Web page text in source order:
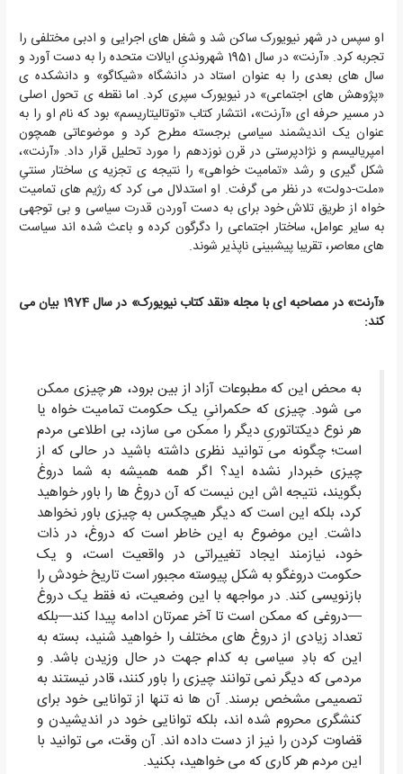
او سپس در شهر نیویورک ساکن شد و شغل های اجرایی و ادبی مختلفی را
تجربه کرد. «آرنت» در سال 1951 شهروندیِ ایالات متحده را به دست آورد و
سال های بعدی را به عنوان استاد در دانشگاه «شیکاگو» و دانشکده ی
«پژوهش های اجتماعی» در نیویورک سپری کرد. اما نقطه ی تحول اصلی
در مسیر حرفه ای «آرنت»، انتشار کتاب «توتالیتاریسم» بود که نام او را به
عنوان یک اندیشمند سیاسی برجسته مطرح کرد و موضوعاتی همچون
امپریالیسم و نژادپرستی در قرن نوزدهم را مورد تحلیل قرار داد. «آرنت»،
شکل گیری و رشد «تمامیت خواهی» را نتیجه ی تجزیه ی ساختار سنتیِ
«ملت-دولت» در نظر می گرفت. او استدلال می کرد که رژیم های تمامیت
خواه از طریق تلاش خود برای به دست آوردن قدرت سیاسی و بی توجهی
به سایر عوامل، ساختار اجتماعی را دگرگون کرده و باعث شده اند سیاست
های معاصر، تقریبا پیشبینی ناپذیر شوند.
«آرنت» در مصاحبه ای با مجله «نقد کتاب نیویورک» در سال 1974 بیان می
کند:
به محض این که مطبوعات آزاد از بین برود، هر چیزی ممکن
می شود. چیزی که حکمرانیِ یک حکومت تمامیت خواه یا
هر نوع دیکتاتوریِ دیگر را ممکن می سازد، بی اطلاعی مردم
است؛ چگونه می توانید نظری داشته باشید در حالی که از
چیزی خبردار نشده اید؟ اگر همه همیشه به شما دروغ
بگویند، نتیجه اش این نیست که آن دروغ ها را باور خواهید
کرد، بلکه این است که دیگر هیچکس به چیزی باور نخواهد
داشت. این موضوع به این خاطر است که دروغ، در ذات
خود، نیازمند ایجاد تغییراتی در واقعیت است، و یک
حکومت دروغگو به شکل پیوسته مجبور است تاریخ خودش را
بازنویسی کند. در مواجهه با این وضعیت، نه فقط یک دروغ
—دروغی که ممکن است تا آخر عمرتان ادامه پیدا کند—بلکه
تعداد زیادی از دروغ های مختلف را خواهید شنید، بسته به
این که بادِ سیاسی به کدام جهت در حال وزیدن باشد. و
مردمی که دیگر نمی توانند چیزی را باور کنند، قادر نیستند به
تصمیمی مشخص برسند. آن ها نه تنها از توانایی خود برای
کنشگری محروم شده اند، بلکه توانایی خود در اندیشیدن و
قضاوت کردن را نیز از دست داده اند. آن وقت، می توانید با
این مردم هر کاری که می خواهید، بکنید.